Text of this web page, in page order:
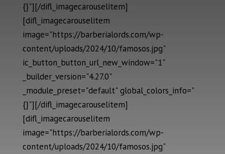
{}"][/difl_imagecarouselitem]
[difl_imagecarouselitem
image="https://barberialords.com/wp-
content/uploads/2024/10/famosos.jpg"
ic_button_button_url_new_window="1"
_builder_version="4.27.0"
_module_preset="default" global_colors_info="
{}"][/difl_imagecarouselitem]
[difl_imagecarouselitem
image="https://barberialords.com/wp-
content/uploads/2024/10/famosos.jpg"